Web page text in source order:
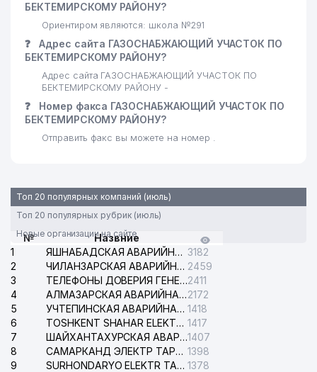
БЕКТЕМИРСКОМУ РАЙОНУ?
Ориентиром являются: школа №291
❓
Адрес сайта ГАЗОСНАБЖАЮЩИЙ УЧАСТОК ПО
БЕКТЕМИРСКОМУ РАЙОНУ?
Адрес сайта ГАЗОСНАБЖАЮЩИЙ УЧАСТОК ПО
БЕКТЕМИРСКОМУ РАЙОНУ -
❓
Номер факса ГАЗОСНАБЖАЮЩИЙ УЧАСТОК ПО
БЕКТЕМИРСКОМУ РАЙОНУ?
Отправить факс вы можете на номер .
Топ 20 популярных компаний (июль)
Топ 20 популярных рубрик (июль)
Новые организации на сайте
№
Назвние
1
ЯШНАБАДСКАЯ АВАРИЙНАЯ СЛУЖБА ЭЛЕКТРОСЕТИ 3182
2
ЧИЛАНЗАРСКАЯ АВАРИЙНАЯ СЛУЖБА ЭЛЕКТРОСЕТИ 2459
3
ТЕЛЕФОНЫ ДОВЕРИЯ ГЕНЕРАЛЬНОЙ ПРОКУРАТУРЫ РЕСПУБЛИКИ УЗБЕКИСТАН2411
4
АЛМАЗАРСКАЯ АВАРИЙНАЯ СЛУЖБА ЭЛЕКТРОСЕТИ2172
5
УЧТЕПИНСКАЯ АВАРИЙНАЯ СЛУЖБА ЭЛЕКТРОСЕТИ 1418
6
TOSHKENT SHAHAR ELEKTR TARMOQLARI KORXONASI АО 1417
7
ШАЙХАНТАХУРСКАЯ АВАРИЙНАЯ СЛУЖБА ЭЛЕКТРОСЕТИ1407
8
САМАРКАНД ЭЛЕКТР ТАРМОКЛАРИ АО 1398
9
SURHONDARYO ELEKTR TARMOKLARI АО 1378